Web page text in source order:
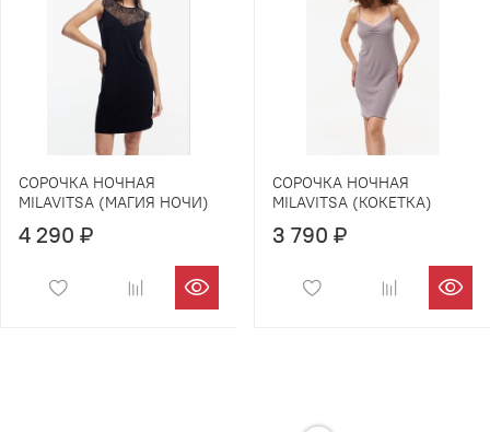
СОРОЧКА НОЧНАЯ
MILAVITSA (МАГИЯ НОЧИ)
4 290 ₽
СОРОЧКА НОЧНАЯ
MILAVITSA (КОКЕТКА)
3 790 ₽